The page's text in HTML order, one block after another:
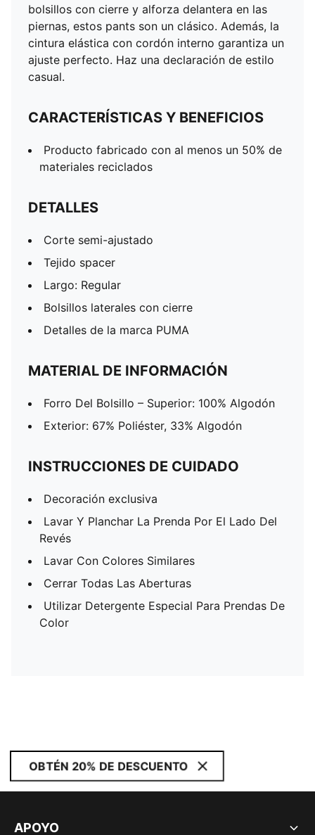
bolsillos con cierre y alforza delantera en las
piernas, estos pants son un clásico. Además, la
cintura elástica con cordón interno garantiza un
ajuste perfecto. Haz una declaración de estilo
casual.
CARACTERÍSTICAS Y BENEFICIOS
Producto fabricado con al menos un 50% de
materiales reciclados
DETALLES
Corte semi-ajustado
Tejido spacer
Largo: Regular
Bolsillos laterales con cierre
Detalles de la marca PUMA
MATERIAL DE INFORMACIÓN
Forro Del Bolsillo – Superior: 100% Algodón
Exterior: 67% Poliéster, 33% Algodón
INSTRUCCIONES DE CUIDADO
Decoración exclusiva
Lavar Y Planchar La Prenda Por El Lado Del
Revés
Lavar Con Colores Similares
Cerrar Todas Las Aberturas
Utilizar Detergente Especial Para Prendas De
Color
OBTÉN 20% DE DESCUENTO
APOYO